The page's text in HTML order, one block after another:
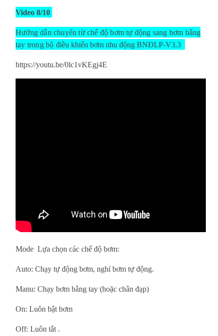
Video 8/10
Hướng dẫn chuyển từ chế độ bơm tự động sang bơm bằng
tay trong bộ điều khiển bơm nhu động BNĐLP-V3.3
https://youtu.be/0lc1vKEgj4E
Mode Lựa chọn các chế độ bơm:
Auto: Chạy tự động bơm, nghỉ bơm tự động.
Manu: Chạy bơm bằng tay (hoặc chân đạp)
On: Luôn bật bơm
Off: Luôn tắt .